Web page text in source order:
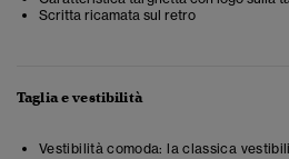
Scritta ricamata sul retro
Taglia e vestibilità
Vestibilità comoda: la classica